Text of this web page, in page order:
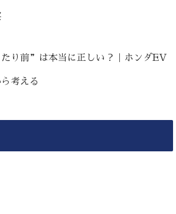
り前”は本当に正しい？｜ホンダEV
考える